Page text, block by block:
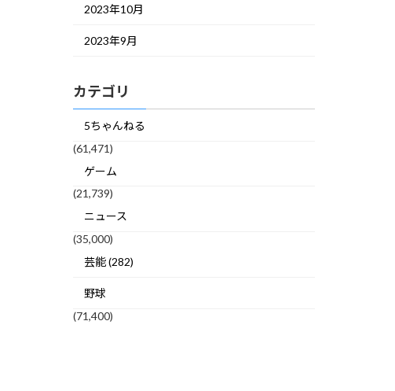
2023年10月
2023年9月
カテゴリ
5ちゃんねる
(61,471)
ゲーム
(21,739)
ニュース
(35,000)
芸能 (282)
野球
(71,400)